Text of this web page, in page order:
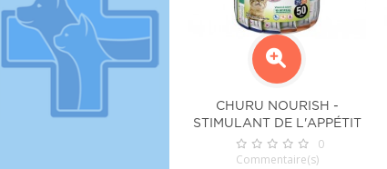
CHURU NOURISH -
STIMULANT DE L'APPÉTIT
POUR CHAT
0
Commentaire(s)